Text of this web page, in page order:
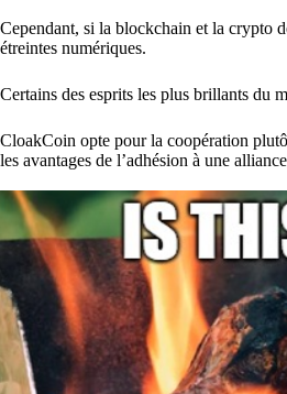
Cependant, si la blockchain et la crypto
étreintes numériques.
Certains des esprits les plus brillants du
CloakCoin opte pour la coopération
les avantages de l’adhésion à une